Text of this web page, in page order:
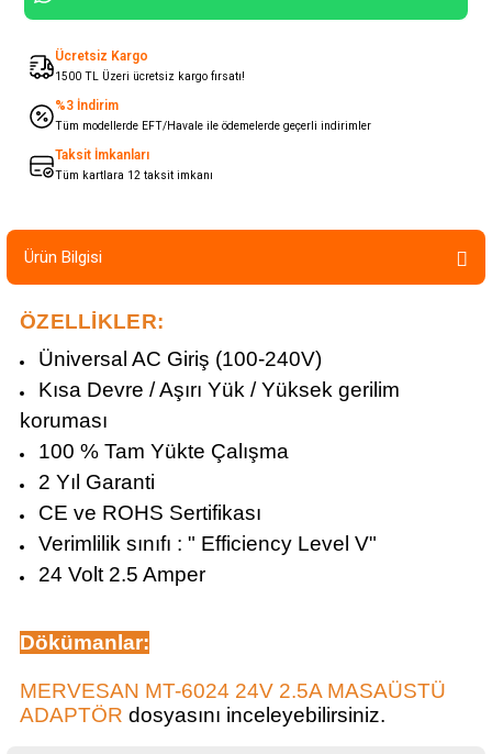
Ücretsiz Kargo
1500 TL Üzeri ücretsiz kargo fırsatı!
%3 İndirim
Tüm modellerde EFT/Havale ile ödemelerde geçerli indirimler
Taksit İmkanları
Tüm kartlara 12 taksit imkanı
Ürün Bilgisi
ÖZELLİKLER:
Üniversal AC Giriş (100-240V)
Kısa Devre / Aşırı Yük / Yüksek gerilim
koruması
100 % Tam Yükte Çalışma
2 Yıl Garanti
CE ve ROHS Sertifikası
Verimlilik sınıfı : " Efficiency Level V"
24 Volt 2.5 Amper
Dökümanlar:
MERVESAN MT-6024 24V 2.5A MASAÜSTÜ
ADAPTÖR dosyasını inceleyebilirsiniz.